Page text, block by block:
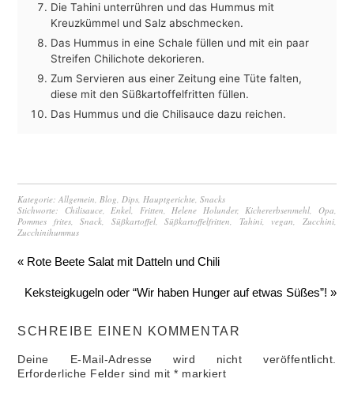
Die Tahini unterrühren und das Hummus mit
Kreuzkümmel und Salz abschmecken.
Das Hummus in eine Schale füllen und mit ein paar
Streifen Chilichote dekorieren.
Zum Servieren aus einer Zeitung eine Tüte falten,
diese mit den Süßkartoffelfritten füllen.
Das Hummus und die Chilisauce dazu reichen.
Kategorie:Allgemein,Blog,Dips,Hauptgerichte,Snacks
Stichworte: Chilisauce,Enkel, Fritten,Helene Holunder,Kichererbsenmehl, Opa,
Pommes frites,Snack, Süßkartoffel,Süßkartoffelfritten, Tahini, vegan, Zucchini,
Zucchinihummus
« Rote Beete Salat mit Datteln und Chili
Keksteigkugeln oder “Wir haben Hunger auf etwas Süßes”! »
SCHREIBE EINEN KOMMENTAR
Deine E-Mail-Adresse wird nicht veröffentlicht.
Erforderliche Felder sind mit* markiert